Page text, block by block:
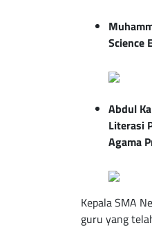
Science
Abdul
Literasi
Agama
Kepala SMA
guru yang